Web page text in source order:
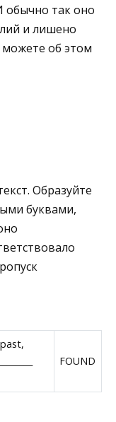
обычно так оно
и лишено
об этом
Образуйте
буквами,
FOUND